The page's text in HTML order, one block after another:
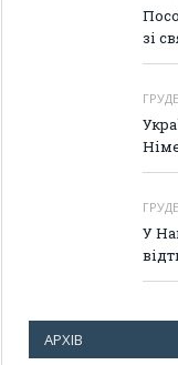
зі
У
АРХІВ